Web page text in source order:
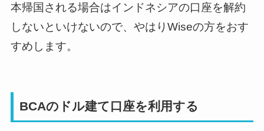
本帰国される場合はインドネシアの口座を解約
しないといけないので、やはりWiseの方をおす
すめします。
BCAのドル建て口座を利用する